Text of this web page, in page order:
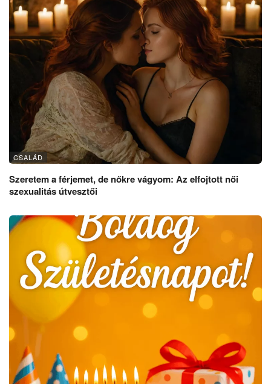
CSALÁD
Szeretem a férjemet, de nőkre vágyom: Az elfojtott női
szexualitás útvesztői